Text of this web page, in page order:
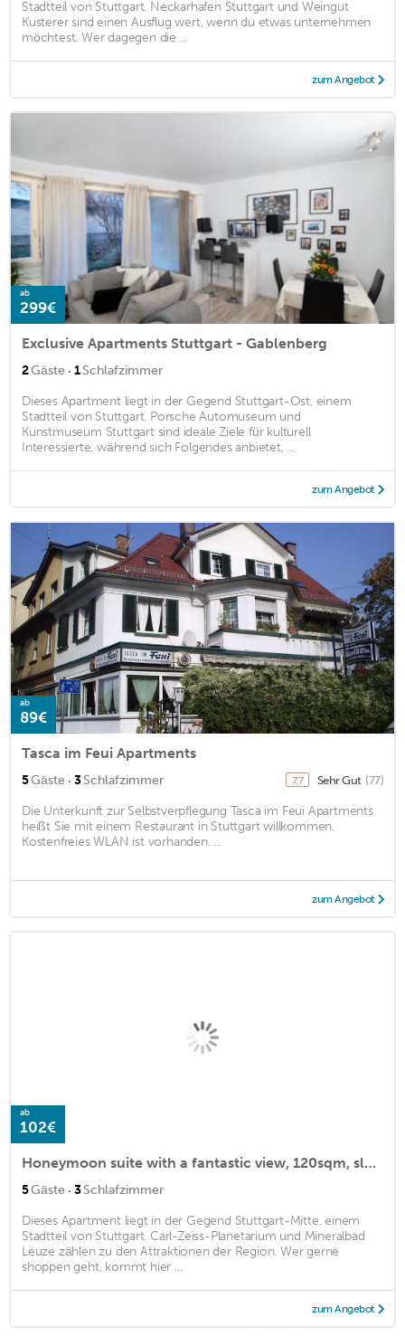
Stadtteil von Stuttgart. Neckarhafen Stuttgart und Weingut
Kusterer sind einen Ausflug wert, wenn du etwas unternehmen
möchtest. Wer dagegen die ...
zum Angebot
ab
299€
Exclusive Apartments Stuttgart - Gablenberg
2Gäste · 1Schlafzimmer
Dieses Apartment liegt in der Gegend Stuttgart-Ost, einem
Stadtteil von Stuttgart. Porsche Automuseum und
Kunstmuseum Stuttgart sind ideale Ziele für kulturell
Interessierte, während sich Folgendes anbietet, ...
zum Angebot
ab
89€
Tasca im Feui Apartments
5Gäste · 3Schlafzimmer 7,7 Sehr Gut (77)
Die Unterkunft zur Selbstverpflegung Tasca im Feui Apartments
heißt Sie mit einem Restaurant in Stuttgart willkommen.
Kostenfreies WLAN ist vorhanden. ...
zum Angebot
ab
102€
Honeymoon suite with a fantastic view, 120sqm, sleeping under the stars
5Gäste · 3Schlafzimmer
Dieses Apartment liegt in der Gegend Stuttgart-Mitte, einem
Stadtteil von Stuttgart. Carl-Zeiss-Planetarium und Mineralbad
Leuze zählen zu den Attraktionen der Region. Wer gerne
shoppen geht, kommt hier ...
zum Angebot